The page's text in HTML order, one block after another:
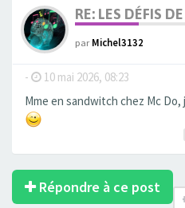
RE: LES DÉFIS
parMichel3132
- 10 mai 2026, 08:23
Mme en sandwitch chez Mc Do,
Répondre à ce post